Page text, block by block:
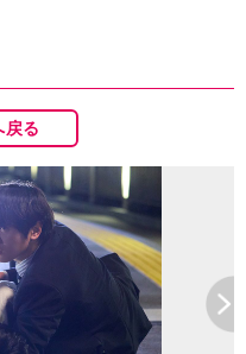
戻る